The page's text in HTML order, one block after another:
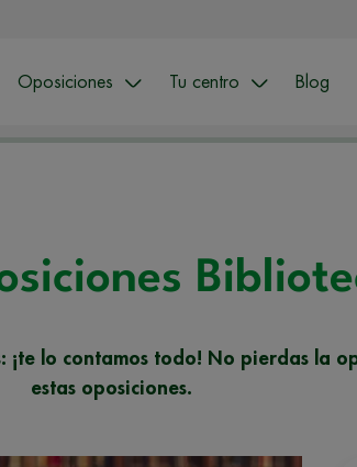
Oposiciones Tu centro Blog
¡te lo contamos todo! No pierdas la
estas oposiciones.